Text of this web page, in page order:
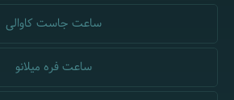
ساعت جاست کاوالی
ساعت فره میلانو